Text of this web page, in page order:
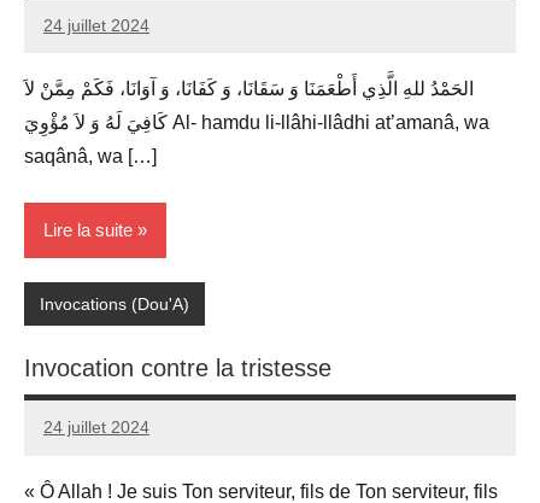
24 juillet 2024
prieres
الحَمْدُ للهِ الَّذِي أَطْعَمَنَا وَ سَقَانَا، وَ كَفَانَا، وَ آوَانَا، فَكَمْ مِمَّنْ لاَ
كَافِيَ لَهُ وَ لاَ مُؤْوِيَ Al- hamdu li-llâhi-llâdhi at’amanâ, wa
saqânâ, wa […]
Lire la suite
Invocations (Dou'A)
Invocation contre la tristesse
24 juillet 2024
prieres
« Ô Allah ! Je suis Ton serviteur, fils de Ton serviteur, fils